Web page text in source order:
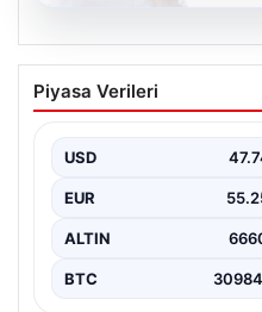
08.08.2026
Kelebek.Org İle
Sertifikalı Adresi
irtibat sağlaması ciddi bir
Güncel olarak…
Piyasa Verileri
USD
EUR
ALTIN
BTC